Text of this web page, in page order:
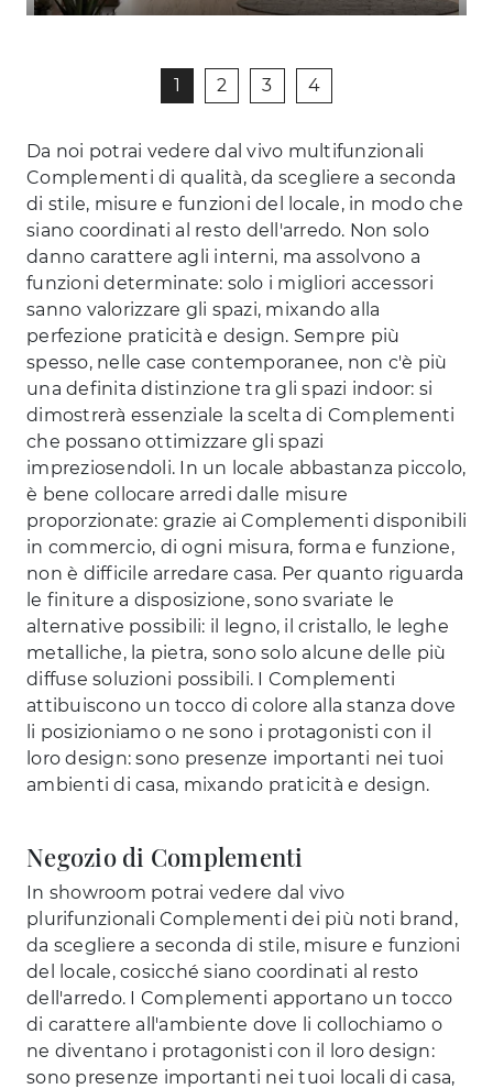
1 2 3 4
Da noi potrai vedere dal vivo multifunzionali
Complementi di qualità, da scegliere a seconda
di stile, misure e funzioni del locale, in modo che
siano coordinati al resto dell'arredo. Non solo
danno carattere agli interni, ma assolvono a
funzioni determinate: solo i migliori accessori
sanno valorizzare gli spazi, mixando alla
perfezione praticità e design. Sempre più
spesso, nelle case contemporanee, non c'è più
una definita distinzione tra gli spazi indoor: si
dimostrerà essenziale la scelta di Complementi
che possano ottimizzare gli spazi
impreziosendoli. In un locale abbastanza piccolo,
è bene collocare arredi dalle misure
proporzionate: grazie ai Complementi disponibili
in commercio, di ogni misura, forma e funzione,
non è difficile arredare casa. Per quanto riguarda
le finiture a disposizione, sono svariate le
alternative possibili: il legno, il cristallo, le leghe
metalliche, la pietra, sono solo alcune delle più
diffuse soluzioni possibili. I Complementi
attibuiscono un tocco di colore alla stanza dove
li posizioniamo o ne sono i protagonisti con il
loro design: sono presenze importanti nei tuoi
ambienti di casa, mixando praticità e design.
Negozio di Complementi
In showroom potrai vedere dal vivo
plurifunzionali Complementi dei più noti brand,
da scegliere a seconda di stile, misure e funzioni
del locale, cosicché siano coordinati al resto
dell'arredo. I Complementi apportano un tocco
di carattere all'ambiente dove li collochiamo o
ne diventano i protagonisti con il loro design:
sono presenze importanti nei tuoi locali di casa,